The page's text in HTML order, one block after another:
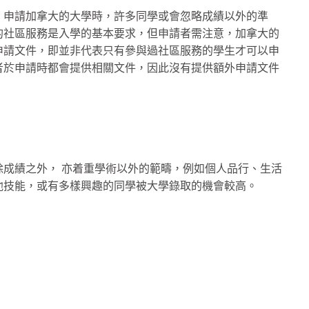
請加拿大的大學時，許多同學或會忽略成績以外的準
區服務是入學的基本要求，但申請者需注意，加拿大的
文件，即並非代表只有參與過社區服務的學生才可以申
申請時都會提供相關文件，因此沒有提供額外申請文件
績之外， 亦着重學術以外的範疇，例如個人品行、生活
能，或有多樣興趣的同學被大學錄取的機會較高。